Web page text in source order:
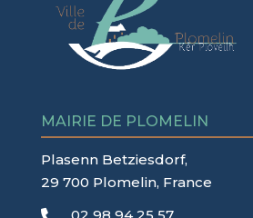
MAIRIE DE PLOMELIN
Plasenn Betziesdorf,
29 700 Plomelin, France